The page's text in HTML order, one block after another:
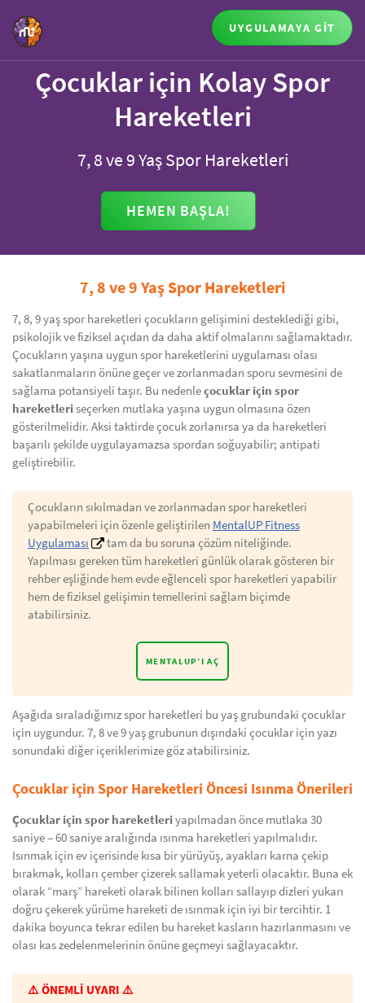
UYGULAMAYA GİT
Çocuklar için Kolay Spor
Hareketleri
7, 8 ve 9 Yaş Spor Hareketleri
HEMEN BAŞLA!
7, 8 ve 9 Yaş Spor Hareketleri
7, 8, 9 yaş spor hareketleri çocukların gelişimini desteklediği gibi,
psikolojik ve fiziksel açıdan da daha aktif olmalarını sağlamaktadır.
Çocukların yaşına uygun spor hareketlerini uygulaması olası
sakatlanmaların önüne geçer ve zorlanmadan sporu sevmesini de
sağlama potansiyeli taşır. Bu nedenleçocuklar için spor
hareketleriseçerken mutlaka yaşına uygun olmasına özen
gösterilmelidir. Aksi taktirde çocuk zorlanırsa ya da hareketleri
başarılı şekilde uygulayamazsa spordan soğuyabilir; antipati
geliştirebilir.
Çocukların sıkılmadan ve zorlanmadan spor hareketleri
yapabilmeleri için özenle geliştirilen MentalUP Fitness
Uygulaması
tam da bu soruna çözüm niteliğinde.
Yapılması gereken tüm hareketleri günlük olarak gösteren bir
rehber eşliğinde hem evde eğlenceli spor hareketleri yapabilir
hem de fiziksel gelişimin temellerini sağlam biçimde
atabilirsiniz.
MENTALUP’I AÇ
Aşağıda sıraladığımız spor hareketleri bu yaş grubundaki çocuklar
için uygundur. 7, 8 ve 9 yaş grubunun dışındaki çocuklar için yazı
sonundaki diğer içeriklerimize göz atabilirsiniz.
Çocuklar için Spor Hareketleri Öncesi Isınma Önerileri
Çocuklar için spor hareketleriyapılmadan önce mutlaka 30
saniye – 60 saniye aralığında ısınma hareketleri yapılmalıdır.
Isınmak için ev içerisinde kısa bir yürüyüş, ayakları karna çekip
bırakmak, kolları çember çizerek sallamak yeterli olacaktır. Buna ek
olarak “marş” hareketi olarak bilinen kolları sallayıp dizleri yukarı
doğru çekerek yürüme hareketi de ısınmak için iyi bir tercihtir. 1
dakika boyunca tekrar edilen bu hareket kasların hazırlanmasını ve
olası kas zedelenmelerinin önüne geçmeyi sağlayacaktır.
⚠️ ÖNEMLİ UYARI ⚠️